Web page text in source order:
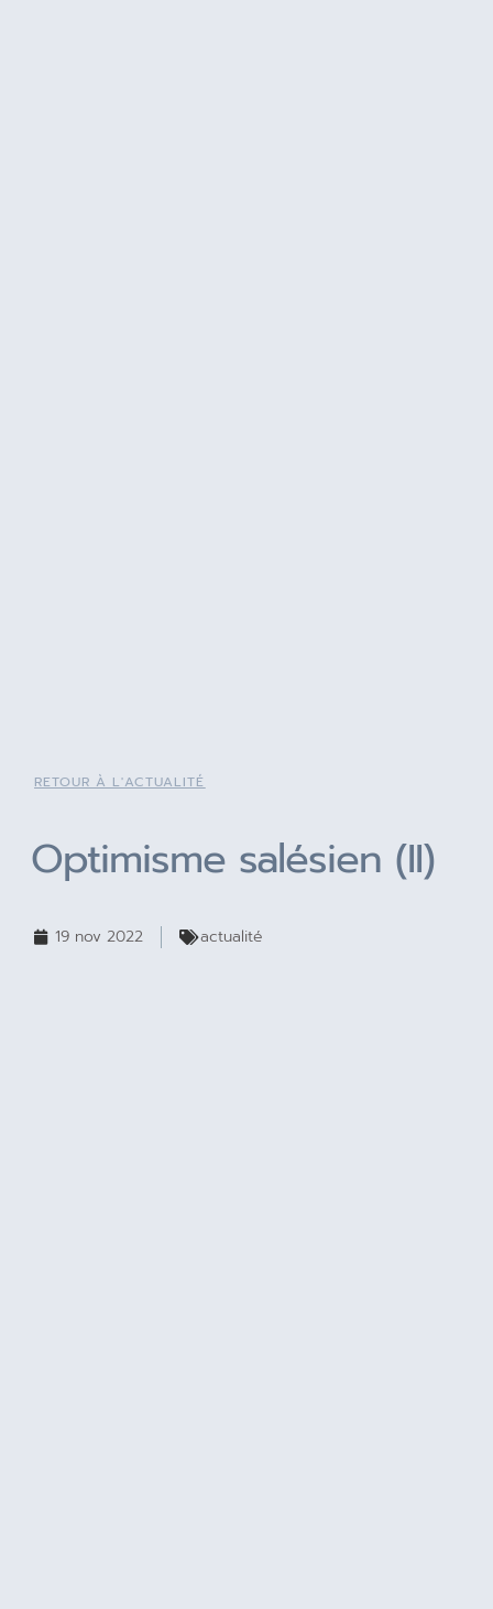
RETOUR À L'ACTUALITÉ
Optimisme salésien (II)
19 nov 2022 actualité